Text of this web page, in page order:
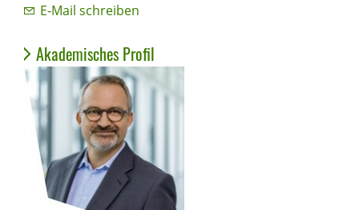
E-Mail schreiben
Akademisches Profil